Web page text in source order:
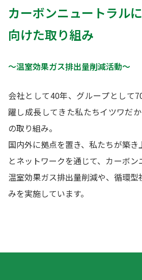
カーボンニュートラルに
向けた取り組み
～温室効果ガス排出量削減活動～
会社として40年、グループとして
躍し成長してきた私たちイツワだ
の取り組み。
国内外に拠点を置き、私たちが築
とネットワークを通じて、カーボ
温室効果ガス排出量削減や、循環
みを実施しています。